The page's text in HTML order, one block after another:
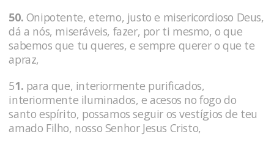
50. Onipotente, eterno, justo e misericordioso Deus,
dá a nós, miseráveis, fazer, por ti mesmo, o que
sabemos que tu queres, e sempre querer o que te
apraz,
51. para que, interiormente purificados,
interiormente iluminados, e acesos no fogo do
santo espírito, possamos seguir os vestígios de teu
amado Filho, nosso Senhor Jesus Cristo,